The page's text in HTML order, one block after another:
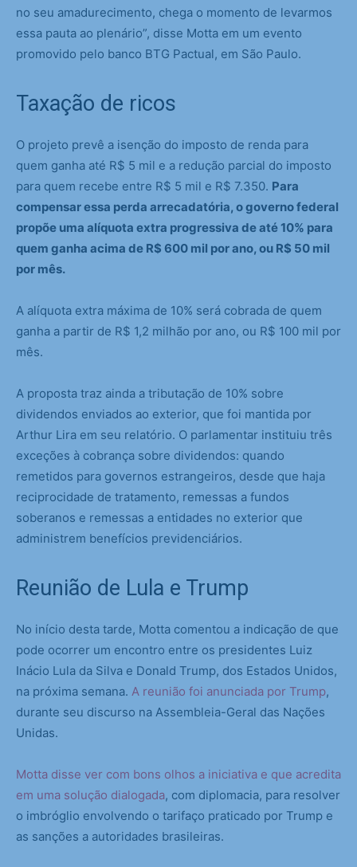
no seu amadurecimento, chega o momento de levarmos
essa pauta ao plenário”, disse Motta em um evento
promovido pelo banco BTG Pactual, em São Paulo.
Taxação de ricos
O projeto prevê a isenção do imposto de renda para
quem ganha até R$ 5 mil e a redução parcial do imposto
para quem recebe entre R$ 5 mil e R$ 7.350. Para
compensar essa perda arrecadatória, o governo federal
propõe uma alíquota extra progressiva de até 10% para
quem ganha acima de R$ 600 mil por ano, ou R$ 50 mil
por mês.
A alíquota extra máxima de 10% será cobrada de quem
ganha a partir de R$ 1,2 milhão por ano, ou R$ 100 mil por
mês.
A proposta traz ainda a tributação de 10% sobre
dividendos enviados ao exterior, que foi mantida por
Arthur Lira em seu relatório. O parlamentar instituiu três
exceções à cobrança sobre dividendos: quando
remetidos para governos estrangeiros, desde que haja
reciprocidade de tratamento, remessas a fundos
soberanos e remessas a entidades no exterior que
administrem benefícios previdenciários.
Reunião de Lula e Trump
No início desta tarde, Motta comentou a indicação de que
pode ocorrer um encontro entre os presidentes Luiz
Inácio Lula da Silva e Donald Trump, dos Estados Unidos,
na próxima semana. A reunião foi anunciada por Trump,
durante seu discurso na Assembleia-Geral das Nações
Unidas.
Motta disse ver com bons olhos a iniciativa e que acredita
em uma solução dialogada, com diplomacia, para resolver
o imbróglio envolvendo o tarifaço praticado por Trump e
as sanções a autoridades brasileiras.